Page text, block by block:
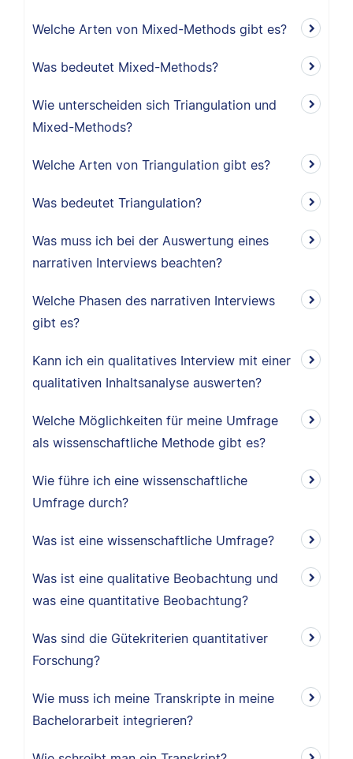
Welche Arten von Mixed-Methods gibt es?
Was bedeutet Mixed-Methods?
Wie unterscheiden sich Triangulation und
Mixed-Methods?
Welche Arten von Triangulation gibt es?
Was bedeutet Triangulation?
Was muss ich bei der Auswertung eines
narrativen Interviews beachten?
Welche Phasen des narrativen Interviews
gibt es?
Kann ich ein qualitatives Interview mit einer
qualitativen Inhaltsanalyse auswerten?
Welche Möglichkeiten für meine Umfrage
als wissenschaftliche Methode gibt es?
Wie führe ich eine wissenschaftliche
Umfrage durch?
Was ist eine wissenschaftliche Umfrage?
Was ist eine qualitative Beobachtung und
was eine quantitative Beobachtung?
Was sind die Gütekriterien quantitativer
Forschung?
Wie muss ich meine Transkripte in meine
Bachelorarbeit integrieren?